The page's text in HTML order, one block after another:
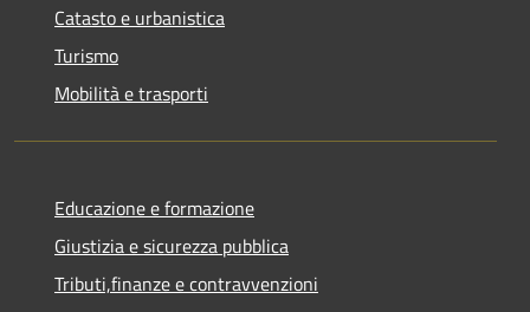
Catasto e urbanistica
Turismo
Mobilità e trasporti
Educazione e formazione
Giustizia e sicurezza pubblica
Tributi,finanze e contravvenzioni